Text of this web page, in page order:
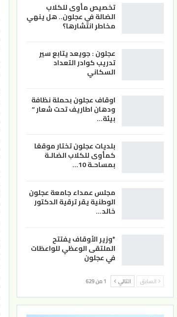
تخصيص مأوى للكلاب
الضالة في عجلون.. هل ينهي
مخاطر انتشارها؟
عجلون : جويعد يتابع سير
تدريب كوادر التعداد
السكاني
اوقاف عجلون بحملة نظافة
ودهان اطاريف تحت شعار ”
بيئة…
بلديات عجلون تختار موقعًا
كمأوى للكلاب الضالـة
بمساحـة 10…
مجلس عمداء جامعة عجلون
الوطنية يقر ترقية الدكتور
خالد…
*وزير الأوقاف يفتتح
الملتقى الوعظي للواعظات
في عجلون
السابق التالي 1 من 629